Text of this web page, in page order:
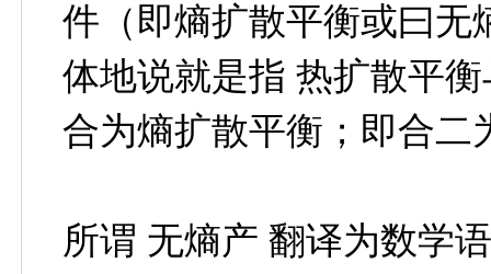
件（即熵扩散平衡或曰无
体地说就是指 热扩散平
合为熵扩散平衡；即合二
所谓 无熵产 翻译为数学